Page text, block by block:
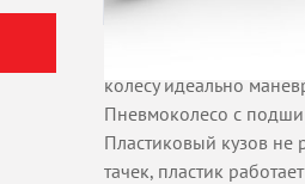
колесу идеально
Пневмоколесо с
Пластиковый кузов не
тачек, пластик